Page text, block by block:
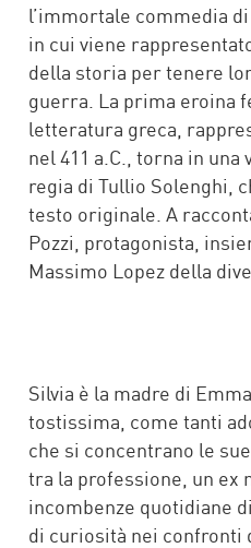
l’immortale commedia
in cui viene
della storia per tenere
guerra. La prima eroina
letteratura greca,
nel 411 a.C., torna in
regia di Tullio Solenghi,
testo originale. A
Pozzi, protagonista,
Massimo Lopez della
Silvia è la madre di
tostissima, come tanti
che si concentrano le
tra la professione, un ex
incombenze quotidiane
di curiosità nei confronti